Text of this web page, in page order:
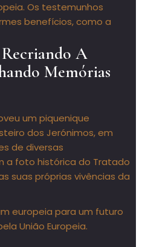
Os testemunhos
benefícios, como a
A
Memórias
um piquenique
dos Jerónimos, em
de diversas
a foto histórica do Tratado
suas próprias vivências da
europeia para um futuro
União Europeia.